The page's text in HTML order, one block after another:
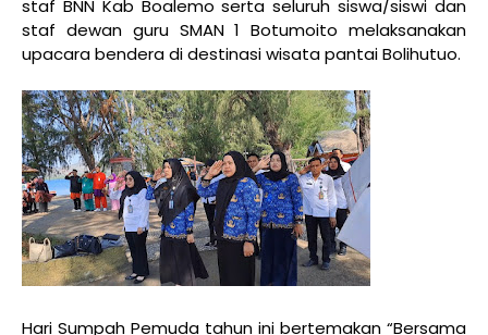
staf BNN Kab Boalemo serta seluruh siswa/siswi dan
staf dewan guru SMAN 1 Botumoito melaksanakan
upacara bendera di destinasi wisata pantai Bolihutuo.
Hari Sumpah Pemuda tahun ini bertemakan “Bersama